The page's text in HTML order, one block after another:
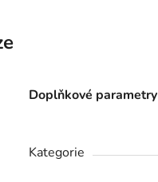
Doplňkové parametry
Kategorie